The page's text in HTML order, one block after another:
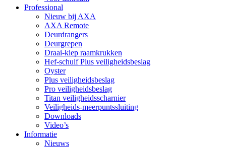
Professional
Nieuw bij AXA
AXA Remote
Deurdrangers
Deurgrepen
Draai-kiep raamkrukken
Hef-schuif Plus veiligheidsbeslag
Oyster
Plus veiligheidsbeslag
Pro veiligheidsbeslag
Titan veiligheidsscharnier
Veiligheids-meerpuntssluiting
Downloads
Video’s
Informatie
Nieuws